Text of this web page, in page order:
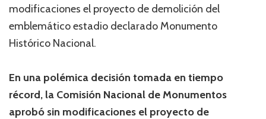
modificaciones el proyecto de demolición del
emblemático estadio declarado Monumento
Histórico Nacional.
En una polémica decisión tomada en tiempo
récord, la Comisión Nacional de Monumentos
aprobó sin modificaciones el proyecto de